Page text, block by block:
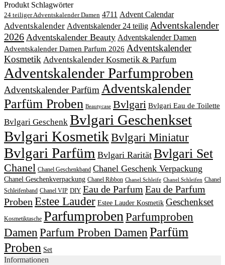
Produkt Schlagwörter
24 teiliger Adventskalender Damen 4711 Advent Calendar
Adventskalender Adventskalender 24 teilig Adventskalender
2026 Adventskalender Beauty Adventskalender Damen
Adventskalender Damen Parfum 2026 Adventskalender
Kosmetik Adventskalender Kosmetik & Parfum
Adventskalender Parfumproben
Adventskalender Parfüm Adventskalender
Parfüm Proben Beautycase Bvlgari Bvlgari Eau de Toilette
Bvlgari Geschenk Bvlgari Geschenkset
Bvlgari KosmetikBvlgari Miniatur
Bvlgari Parfüm Bvlgari Rarität Bvlgari Set
Chanel Chanel Geschenkband Chanel Geschenk Verpackung
Chanel Geschenkverpackung Chanel Ribbon Chanel Schleife Chanel Schleifen Chanel
Schleifenband Chanel VIP DIY Eau de Parfum Eau de Parfum
Proben Estee Lauder Estee Lauder Kosmetik Geschenkset
Kosmetiktasche Parfumproben Parfumproben
Damen Parfum Proben Damen Parfüm
Proben Set
Informationen